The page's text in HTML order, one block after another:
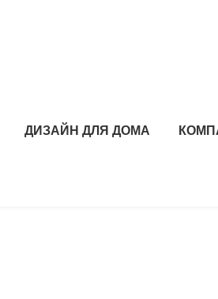
ДИЗАЙН ДЛЯ ДОМА